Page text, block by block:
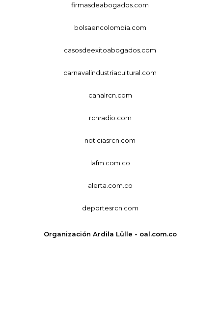
firmasdeabogados.com
bolsaencolombia.com
casosdeexitoabogados.com
carnavalindustriacultural.com
canalrcn.com
rcnradio.com
noticiasrcn.com
lafm.com.co
alerta.com.co
deportesrcn.com
Organización Ardila Lülle - oal.com.co